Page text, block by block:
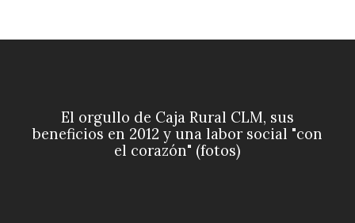
El orgullo de Caja Rural CLM, sus
beneficios en 2012 y una labor social "con
el corazón" (fotos)